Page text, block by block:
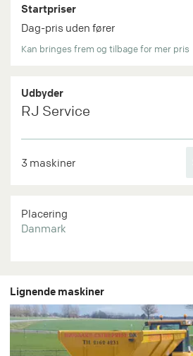
Startpriser
Dag-pris uden fører
Kan bringes frem og tilbage for mer pris
Udbyder
RJ Service
3 maskiner
Placering
Danmark
Lignende maskiner